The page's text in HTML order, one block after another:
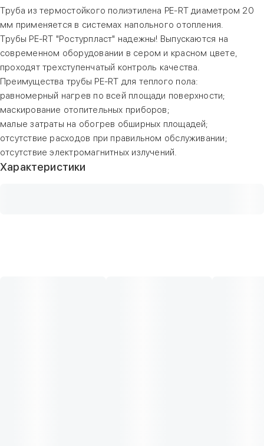
Труба из термостойкого полиэтилена PE-RT диаметром 20
мм применяется в системах напольного отопления.
Трубы PE-RT "Ростурпласт" надежны! Выпускаются на
современном оборудовании в сером и красном цвете,
проходят трехступенчатый контроль качества.
Преимущества трубы PE-RT для теплого пола:
равномерный нагрев по всей площади поверхности;
маскирование отопительных приборов;
малые затраты на обогрев обширных площадей;
отсутствие расходов при правильном обслуживании;
отсутствие электромагнитных излучений.
Характеристики